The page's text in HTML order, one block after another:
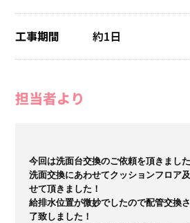
工事期間 約1日
担当者より
今回は洗面台交換のご依頼を頂きました
洗面交換にあわせてクッションフロア
せて頂きました！
給排水位置が微妙でしたので配管交換
了致しました！